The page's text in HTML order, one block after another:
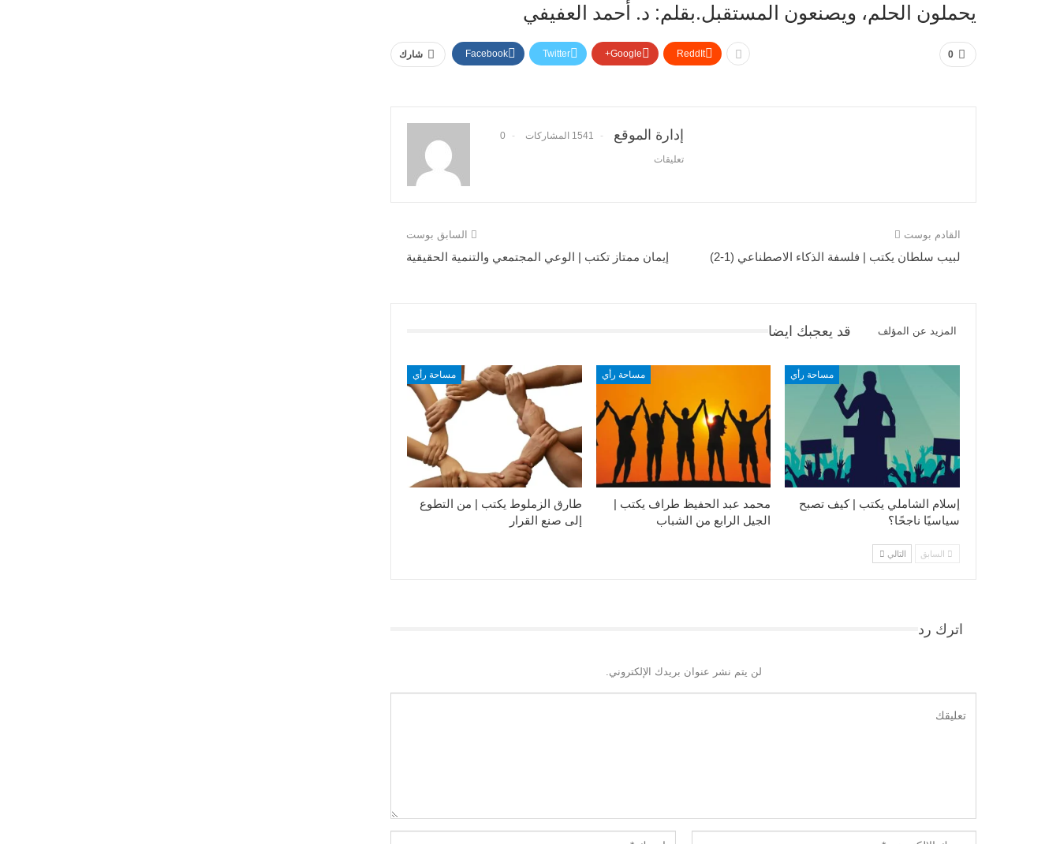
يحملون الحلم، ويصنعون المستقبل.بقلم: د. أحمد العفيفي
0 شارك Facebook Twitter Google+ ReddIt
إدارة الموقع 1541 المشاركات 0
تعليقات
السابق بوست
إيمان ممتاز تكتب | الوعي المجتمعي والتنمية الحقيقية
القادم بوست
لبيب سلطان يكتب | فلسفة الذكاء الاصطناعي (1-2)
قد يعجبك ايضا المزيد عن المؤلف
مساحة رأي
طارق الزملوط يكتب | من التطوع
إلى صنع القرار
مساحة رأي
محمد عبد الحفيظ طراف يكتب |
الجيل الرابع من الشباب
مساحة رأي
إسلام الشاملي يكتب | كيف تصبح
سياسيًا ناجحًا؟
السابق التالي
اترك رد
لن يتم نشر عنوان بريدك الإلكتروني.